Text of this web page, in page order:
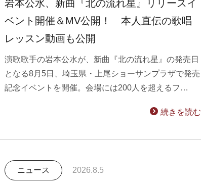
岩本公水、新曲『北の流れ星』リリースイ
ベント開催＆MV公開！ 本人直伝の歌唱
レッスン動画も公開
演歌歌手の岩本公水が、新曲『北の流れ星』の発売日
となる8月5日、埼玉県・上尾ショーサンプラザで発売
記念イベントを開催。会場には200人を超えるフ…
続きを読む
ニュース 2026.8.5